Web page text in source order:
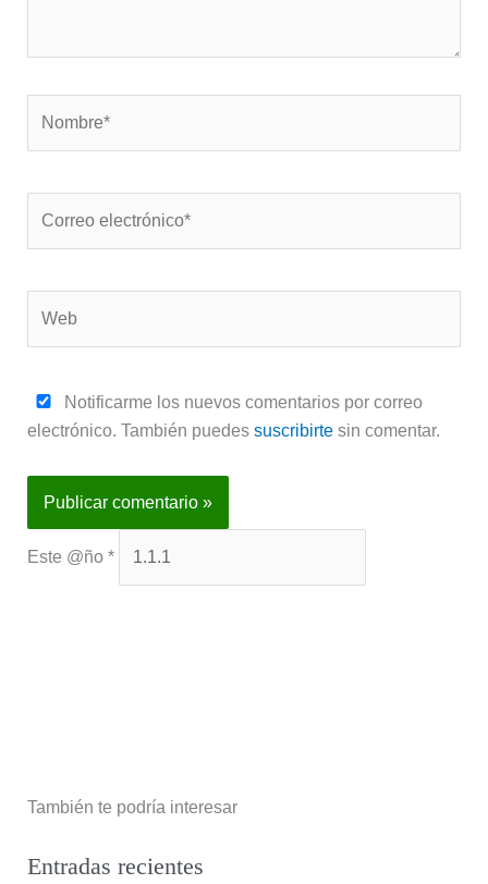
Notificarme los nuevos comentarios por correo
electrónico. También puedes suscribirtesin comentar.
Este @ño *
También te podría interesar
Entradas recientes